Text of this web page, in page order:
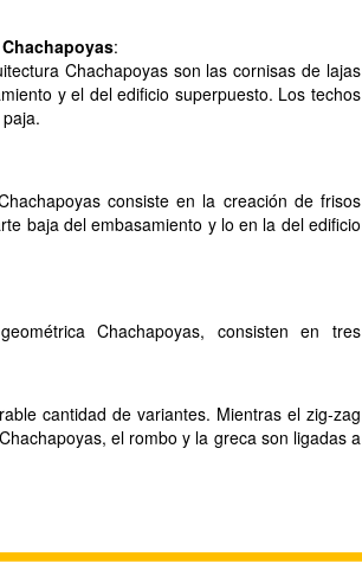
:
Chachapoyas son las cornisas de lajas
y el del edificio superpuesto. Los techos
consiste en la creación de frisos
baja del embasamiento y lo en la del edificio
Chachapoyas, consisten en tres
cantidad de variantes. Mientras el zig-zag
el rombo y la greca son ligadas a